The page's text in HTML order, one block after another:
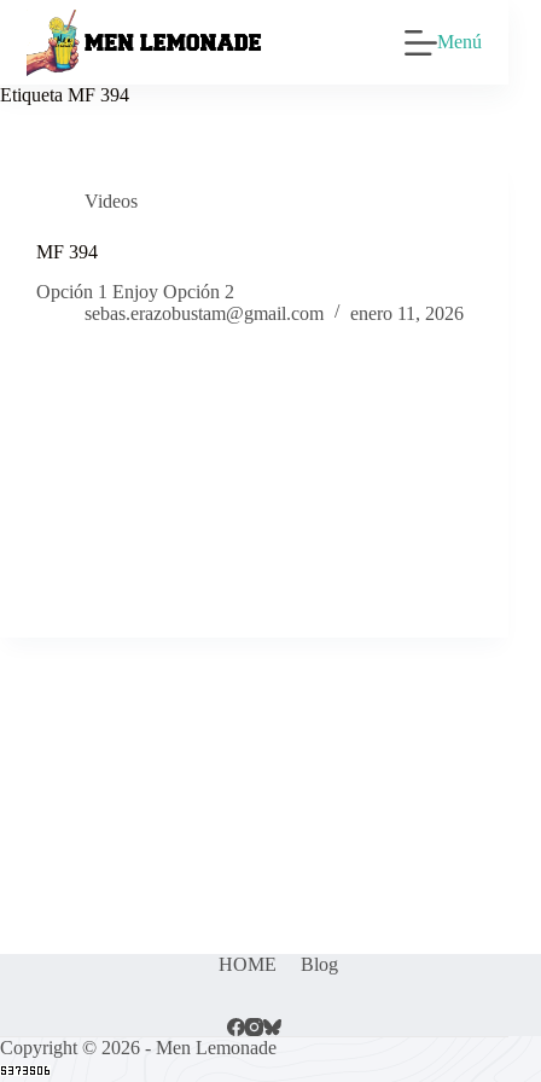
contenido
Menú
Etiqueta MF 394
Videos
MF 394
Opción 1 Enjoy Opción 2
sebas.erazobustam@gmail.com
enero 11, 2026
HOME Blog
Copyright © 2026 - Men Lemonade